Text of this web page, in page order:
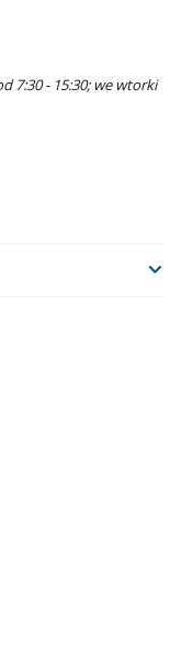
7:30 - 15:30; we wtorki